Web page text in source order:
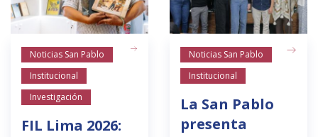
Noticias San Pablo
Institucional
Investigación
FIL Lima 2026:
Noticias San Pablo
Institucional
La San Pablo
presenta